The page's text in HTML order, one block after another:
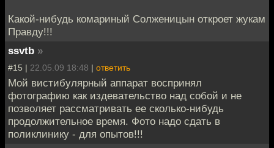
Какой-нибудь комариный Солженицын откроет жукам
Правду!!!
ssvtb »
#15 | 22.05.09 18:48 | ответить
Мой вистибулярный аппарат воспринял
фотографию как издевательство над собой и не
позволяет рассматривать ее сколько-нибудь
продолжительное время. Фото надо сдать в
поликлинику - для опытов!!!